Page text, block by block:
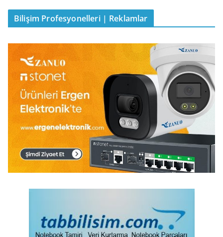
Bilişim Profesyonelleri | Reklamlar